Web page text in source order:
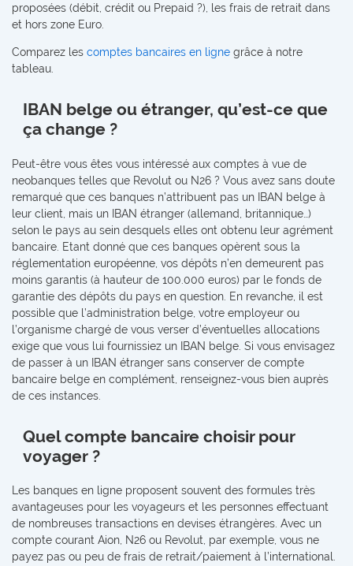
proposées (débit, crédit ou Prepaid ?), les frais de retrait dans
et hors zone Euro.
Comparez les comptes bancaires en ligne grâce à notre
tableau.
IBAN belge ou étranger, qu’est-ce que
ça change ?
Peut-être vous êtes vous intéressé aux comptes à vue de
neobanques telles que Revolut ou N26 ? Vous avez sans doute
remarqué que ces banques n’attribuent pas un IBAN belge à
leur client, mais un IBAN étranger (allemand, britannique…)
selon le pays au sein desquels elles ont obtenu leur agrément
bancaire. Etant donné que ces banques opèrent sous la
réglementation européenne, vos dépôts n’en demeurent pas
moins garantis (à hauteur de 100.000 euros) par le fonds de
garantie des dépôts du pays en question. En revanche, il est
possible que l’administration belge, votre employeur ou
l’organisme chargé de vous verser d’éventuelles allocations
exige que vous lui fournissiez un IBAN belge. Si vous envisagez
de passer à un IBAN étranger sans conserver de compte
bancaire belge en complément, renseignez-vous bien auprès
de ces instances.
Quel compte bancaire choisir pour
voyager ?
Les banques en ligne proposent souvent des formules très
avantageuses pour les voyageurs et les personnes effectuant
de nombreuses transactions en devises étrangères. Avec un
compte courant Aion, N26 ou Revolut, par exemple, vous ne
payez pas ou peu de frais de retrait/paiement à l’international.